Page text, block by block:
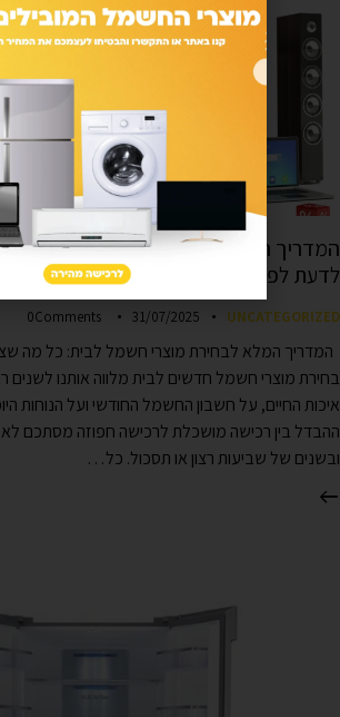
המדריך המלא לבחירת מוצרי חשמל
לדעת לפני הקנייה
UNCATEGORIZED
31/07/2025
0Comments
המדריך המלא לבחירת מוצרי חשמל לבית: כל מה
בחירת מוצרי חשמל חדשים לבית מלווה אותנו לשנים
איכות החיים, על חשבון החשמל החודשי ועל הנוחות
ההבדל בין רכישה מושכלת לרכישה חפוזה מסתכם
ובשנים של שביעות רצון או תסכול. כל…